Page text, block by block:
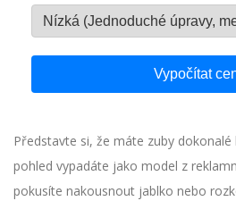
Vypočítat
Představte si, že máte zuby dokonalé
pohled vypadáte jako model z
pokusíte nakousnout jablko nebo